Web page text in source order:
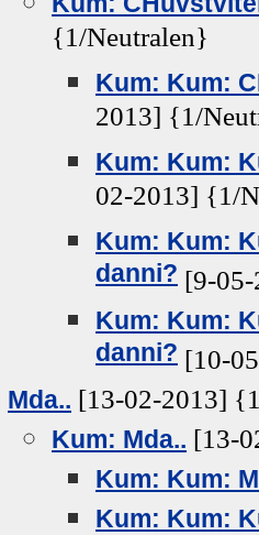
{1/Neutralen}
Kum: Kum:
2013] {1/
Kum: Kum:
02-2013] {1/
Kum: Kum:
danni? [9-
Kum: Kum:
danni? [10-
Mda.. [13-02-2013]
Kum: Mda.. [13-
Kum: Kum:
Kum: Kum: